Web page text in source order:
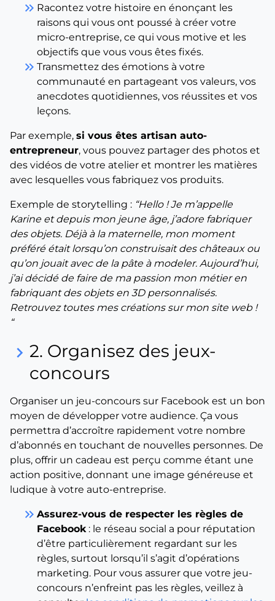
keyboard_double_arrow_right Racontez votre histoire en énonçant les
raisons qui vous ont poussé à créer votre
micro-entreprise, ce qui vous motive et les
objectifs que vous vous êtes fixés.
keyboard_double_arrow_right Transmettez des émotions à votre
communauté en partageant vos valeurs, vos
anecdotes quotidiennes, vos réussites et vos
leçons.
Par exemple, si vous êtes artisan auto-
entrepreneur, vous pouvez partager des photos et
des vidéos de votre atelier et montrer les matières
avec lesquelles vous fabriquez vos produits.
Exemple de storytelling : “Hello ! Je m’appelle
Karine et depuis mon jeune âge, j’adore fabriquer
des objets. Déjà à la maternelle, mon moment
préféré était lorsqu’on construisait des châteaux ou
qu’on jouait avec de la pâte à modeler. Aujourd’hui,
j’ai décidé de faire de ma passion mon métier en
fabriquant des objets en 3D personnalisés.
Retrouvez toutes mes créations sur mon site web !
“
keyboard_arrow_right 2. Organisez des jeux-
concours
Organiser un jeu-concours sur Facebook est un bon
moyen de développer votre audience. Ça vous
permettra d’accroître rapidement votre nombre
d’abonnés en touchant de nouvelles personnes. De
plus, offrir un cadeau est perçu comme étant une
action positive, donnant une image généreuse et
ludique à votre auto-entreprise.
keyboard_double_arrow_right Assurez-vous de respecter les règles de
Facebook: le réseau social a pour réputation
d’être particulièrement regardant sur les
règles, surtout lorsqu’il s’agit d’opérations
marketing. Pour vous assurer que votre jeu-
concours n’enfreint pas les règles, veillez à